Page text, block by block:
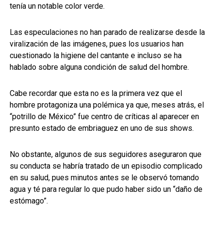
tenía un notable color verde.
Las especulaciones no han parado de realizarse desde la
viralización de las imágenes, pues los usuarios han
cuestionado la higiene del cantante e incluso se ha
hablado sobre alguna condición de salud del hombre.
Cabe recordar que esta no es la primera vez que el
hombre protagoniza una polémica ya que, meses atrás, el
“potrillo de México” fue centro de críticas al aparecer en
presunto estado de embriaguez en uno de sus shows.
No obstante, algunos de sus seguidores aseguraron que
su conducta se habría tratado de un episodio complicado
en su salud, pues minutos antes se le observó tomando
agua y té para regular lo que pudo haber sido un “daño de
estómago”.